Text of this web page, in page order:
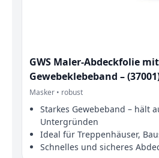
GWS Maler‑Abdeckfolie mit
Gewebeklebeband –
Masker • robust
Starkes Gewebeband – hält
Untergründen
Ideal für Treppenhäuser,
Schnelles und sicheres